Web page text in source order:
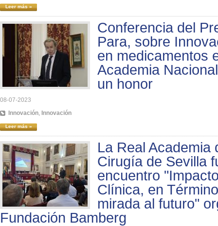
Leer más »
Conferencia del
Para, sobre
en medicamentos
Academia
un honor
08-07-2023
Innovación Innovación
Leer más »
La Real Academia
Cirugía de Sevilla
encuentro
Clínica, en
mirada al futuro"
Fundación Bamberg